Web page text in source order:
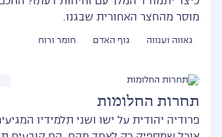
מוסר מהחצר האחורית שבגנו.
גאווה וענווה גוף האדם חומר ורוח
תחרות החלומות
פרודיה יהודית על ישו ושני תלמידיו